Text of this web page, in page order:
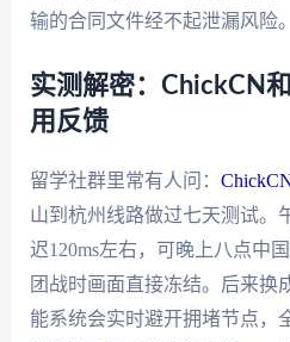
输的合同文件经不起泄漏风险。
实测解密：ChickCN
用反馈
留学社群里常有人问：
山到杭州线路做过七天测试。
迟120ms左右，可晚上八点中
团战时画面直接冻结。后来换
能系统会实时避开拥堵节点，